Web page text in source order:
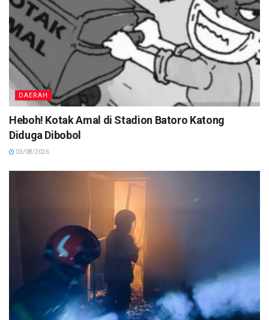
DAERAH
Heboh! Kotak Amal di Stadion Batoro Katong
Diduga Dibobol
03/08/2026